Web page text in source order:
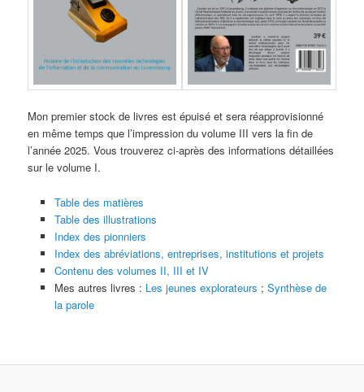
Mon premier stock de livres est épuisé et sera réapprovisionné
en même temps que l’impression du volume III vers la fin de
l’année 2025. Vous trouverez ci-après des informations détaillées
sur le volume I.
Table des matières
Table des illustrations
Index des pionniers
Index des abréviations, entreprises, institutions et projets
Contenu des volumes II, III et IV
Mes autres livres : Les jeunes explorateurs ; Synthèse de
la parole